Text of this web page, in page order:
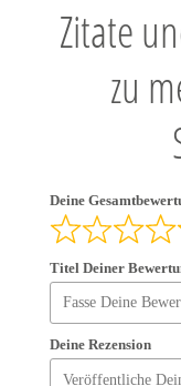
Zitate
zu
Deine
Titel Deiner
Deine Rezension